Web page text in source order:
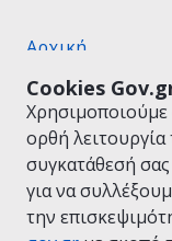
Cookies
Χρησιμοποιούμε
ορθή
συγκατάθεσή
για να
την
Αρχική
Όροι Χρήσης
Πολιτική
Δήλωση
Πολιτική cookies
Προτάσεις για
Υλοποίηση από